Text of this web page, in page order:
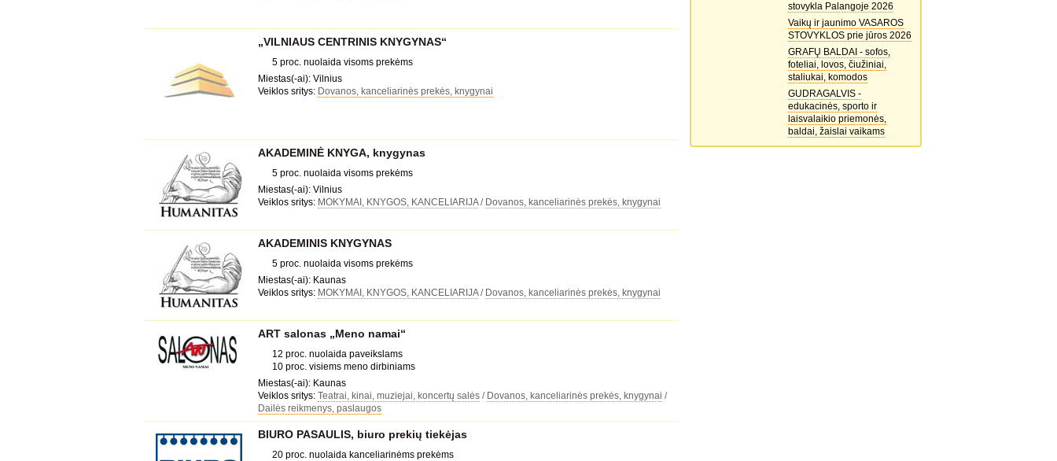
„VILNIAUS CENTRINIS KNYGYNAS“
5 proc. nuolaida visoms prekėms
Miestas(-ai): Vilnius
Veiklos sritys: Dovanos, kanceliarinės prekės, knygynai
AKADEMINĖ KNYGA, knygynas
5 proc. nuolaida visoms prekėms
Miestas(-ai): Vilnius
Veiklos sritys: MOKYMAI, KNYGOS, KANCELIARIJA/ Dovanos, kanceliarinės prekės, knygynai
AKADEMINIS KNYGYNAS
5 proc. nuolaida visoms prekėms
Miestas(-ai): Kaunas
Veiklos sritys: MOKYMAI, KNYGOS, KANCELIARIJA/ Dovanos, kanceliarinės prekės, knygynai
ART salonas „Meno namai“
12 proc. nuolaida paveikslams
10 proc. visiems meno dirbiniams
Miestas(-ai): Kaunas
Veiklos sritys: Teatrai, kinai, muziejai, koncertų salės/ Dovanos, kanceliarinės prekės, knygynai /
Dailės reikmenys, paslaugos
BIURO PASAULIS, biuro prekių tiekėjas
20 proc. nuolaida kanceliarinėms prekėms
stovykla Palangoje 2026
Vaikų ir jaunimo VASAROS
STOVYKLOS prie jūros 2026
GRAFŲ BALDAI - sofos,
foteliai, lovos, čiužiniai,
staliukai, komodos
GUDRAGALVIS -
edukacinės, sporto ir
laisvalaikio priemonės,
baldai, žaislai vaikams